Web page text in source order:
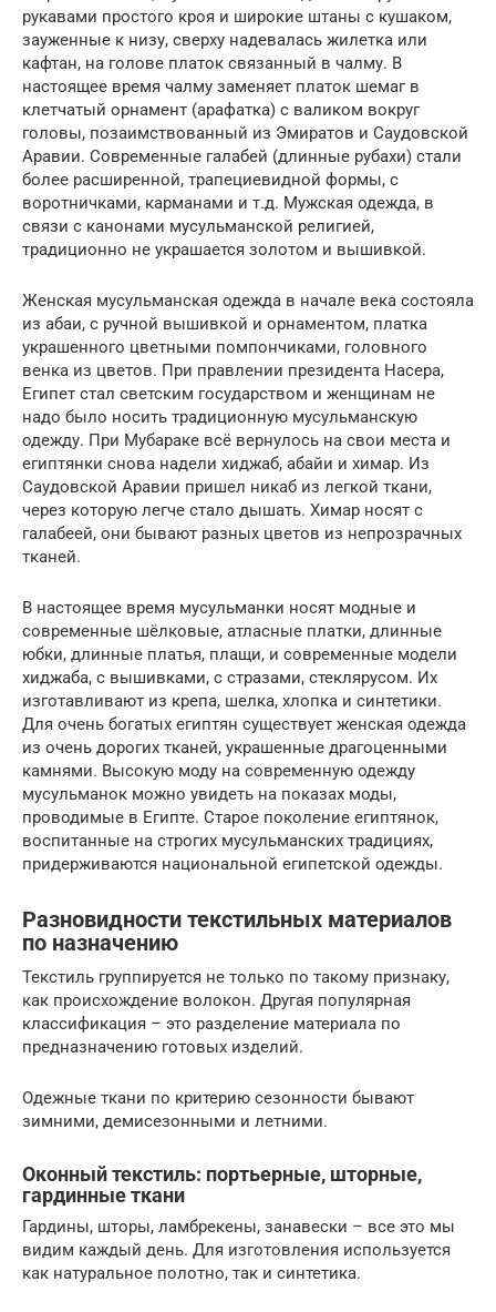
рукавами простого кроя и широкие штаны с кушаком,
зауженные к низу, сверху надевалась жилетка или
кафтан, на голове платок связанный в чалму. В
настоящее время чалму заменяет платок шемаг в
клетчатый орнамент (арафатка) с валиком вокруг
головы, позаимствованный из Эмиратов и Саудовской
Аравии. Современные галабей (длинные рубахи) стали
более расширенной, трапециевидной формы, с
воротничками, карманами и т.д. Мужская одежда, в
связи с канонами мусульманской религией,
традиционно не украшается золотом и вышивкой.
Женская мусульманская одежда в начале века состояла
из абаи, с ручной вышивкой и орнаментом, платка
украшенного цветными помпончиками, головного
венка из цветов. При правлении президента Насера,
Египет стал светским государством и женщинам не
надо было носить традиционную мусульманскую
одежду. При Мубараке всё вернулось на свои места и
египтянки снова надели хиджаб, абайи и химар. Из
Саудовской Аравии пришел никаб из легкой ткани,
через которую легче стало дышать. Химар носят с
галабеей, они бывают разных цветов из непрозрачных
тканей.
В настоящее время мусульманки носят модные и
современные шёлковые, атласные платки, длинные
юбки, длинные платья, плащи, и современные модели
хиджаба, с вышивками, с стразами, стеклярусом. Их
изготавливают из крепа, шелка, хлопка и синтетики.
Для очень богатых египтян существует женская одежда
из очень дорогих тканей, украшенные драгоценными
камнями. Высокую моду на современную одежду
мусульманок можно увидеть на показах моды,
проводимые в Египте. Старое поколение египтянок,
воспитанные на строгих мусульманских традициях,
придерживаются национальной египетской одежды.
Разновидности текстильных материалов
по назначению
Текстиль группируется не только по такому признаку,
как происхождение волокон. Другая популярная
классификация – это разделение материала по
предназначению готовых изделий.
Одежные ткани по критерию сезонности бывают
зимними, демисезонными и летними.
Оконный текстиль: портьерные, шторные,
гардинные ткани
Гардины, шторы, ламбрекены, занавески – все это мы
видим каждый день. Для изготовления используется
как натуральное полотно, так и синтетика.